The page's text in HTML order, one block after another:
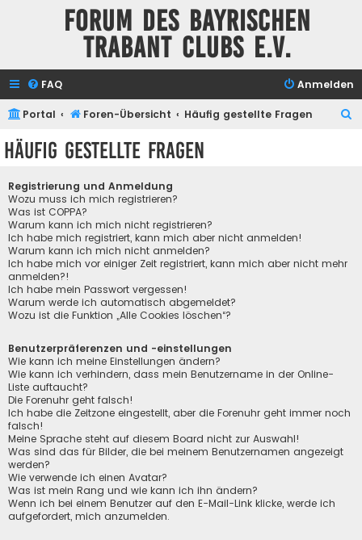
Forum des Bayrischen
Trabant Clubs e.V.
FAQ Anmelden
Portal Foren-Übersicht Häufig gestellte Fragen
Häufig gestellte Fragen
Registrierung und Anmeldung
Wozu muss ich mich registrieren?
Was ist COPPA?
Warum kann ich mich nicht registrieren?
Ich habe mich registriert, kann mich aber nicht anmelden!
Warum kann ich mich nicht anmelden?
Ich habe mich vor einiger Zeit registriert, kann mich aber nicht mehr
anmelden?!
Ich habe mein Passwort vergessen!
Warum werde ich automatisch abgemeldet?
Wozu ist die Funktion „Alle Cookies löschen“?
Benutzerpräferenzen und -einstellungen
Wie kann ich meine Einstellungen ändern?
Wie kann ich verhindern, dass mein Benutzername in der Online-
Liste auftaucht?
Die Forenuhr geht falsch!
Ich habe die Zeitzone eingestellt, aber die Forenuhr geht immer noch
falsch!
Meine Sprache steht auf diesem Board nicht zur Auswahl!
Was sind das für Bilder, die bei meinem Benutzernamen angezeigt
werden?
Wie verwende ich einen Avatar?
Was ist mein Rang und wie kann ich ihn ändern?
Wenn ich bei einem Benutzer auf den E-Mail-Link klicke, werde ich
aufgefordert, mich anzumelden.